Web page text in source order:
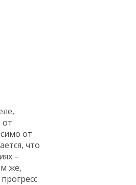
от
от
что
–
же,